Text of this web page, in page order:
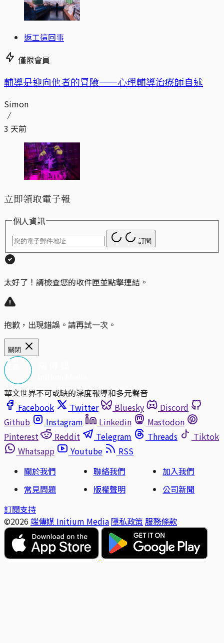
返工這回事
僅限會員
輔導是迎向他者的冒險——心理輔導治療師自述
Simon
3 天前
立即領取電子報
個人資訊
訂閱
太好了！請檢查您的收件匣並點擊連結。
抱歉，出現錯誤。請再試一次。
關閉
華文世界不可或缺的深度報導和多元聲音
Facebook
Twitter Bluesky
Discord
Github
Instagram Linkedin
Mastodon
Pinterest
Reddit Telegram Threads
Tiktok
Whatsapp
Youtube
RSS
關於我們
聯絡我們
加入我們
常見問題
版權聲明
公司新聞
訂閱支持
©2026 端傳媒 Initium Media 隱私政策 服務條款